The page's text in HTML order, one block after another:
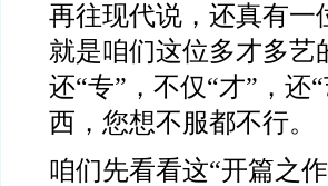
再往现代说，还真有一
就是咱们这位多才多艺
还“专” ，不仅“才” ，还“
西，您想不服都不行。
咱们先看看这“开篇之作